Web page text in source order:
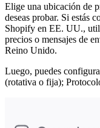
Elige una ubicación de
deseas probar. Si estás
Shopify en EE. UU.,
precios o mensajes de
Reino Unido.
Luego, puedes
(rotativa o fija);